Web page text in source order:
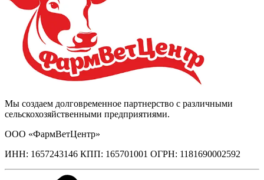
Мы создаем долговременное партнерство с различными
сельскохозяйственными предприятиями.
ООО «ФармВетЦентр»
ИНН: 1657243146 КПП: 165701001 ОГРН: 1181690002592